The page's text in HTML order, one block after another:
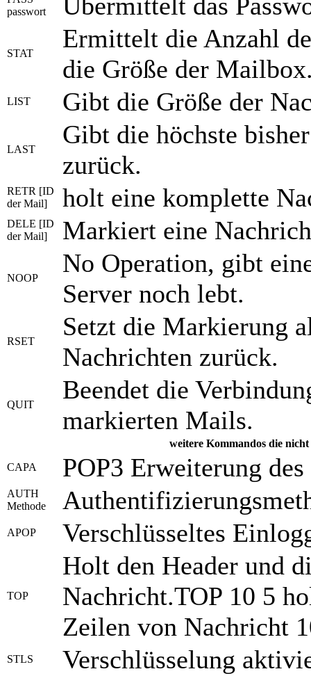
passwort
STAT
Ermittelt die Anzahl
die Größe der
LIST Gibt die Größe der
LAST
Gibt die höchste
zurück.
RETR [ID
der Mail]
holt eine komplette
DELE [ID
der Mail]
Markiert eine
NOOP
No Operation, gibt
Server noch lebt.
RSET
Setzt die Markierung
Nachrichten zurück.
QUIT
Beendet die
markierten Mails.
weitere Kommandos die
CAPA
POP3 Erweiterung
AUTH
Methode
APOP Verschlüsseltes
TOP
Holt den Header und
Nachricht.TOP 10 5
Zeilen von Nachricht
STLS Verschlüsselung